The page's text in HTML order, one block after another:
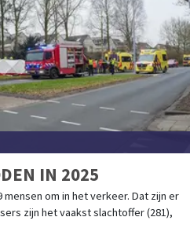
IN 2025
mensen om in het verkeer. Dat zijn er
zijn het vaakst slachtoffer (281),